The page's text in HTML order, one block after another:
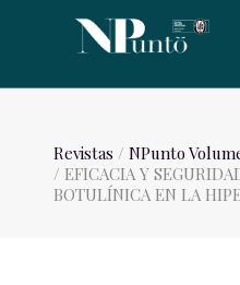
Revistas / NPunto
/ EFICACIA Y
BOTULÍNICA EN LA